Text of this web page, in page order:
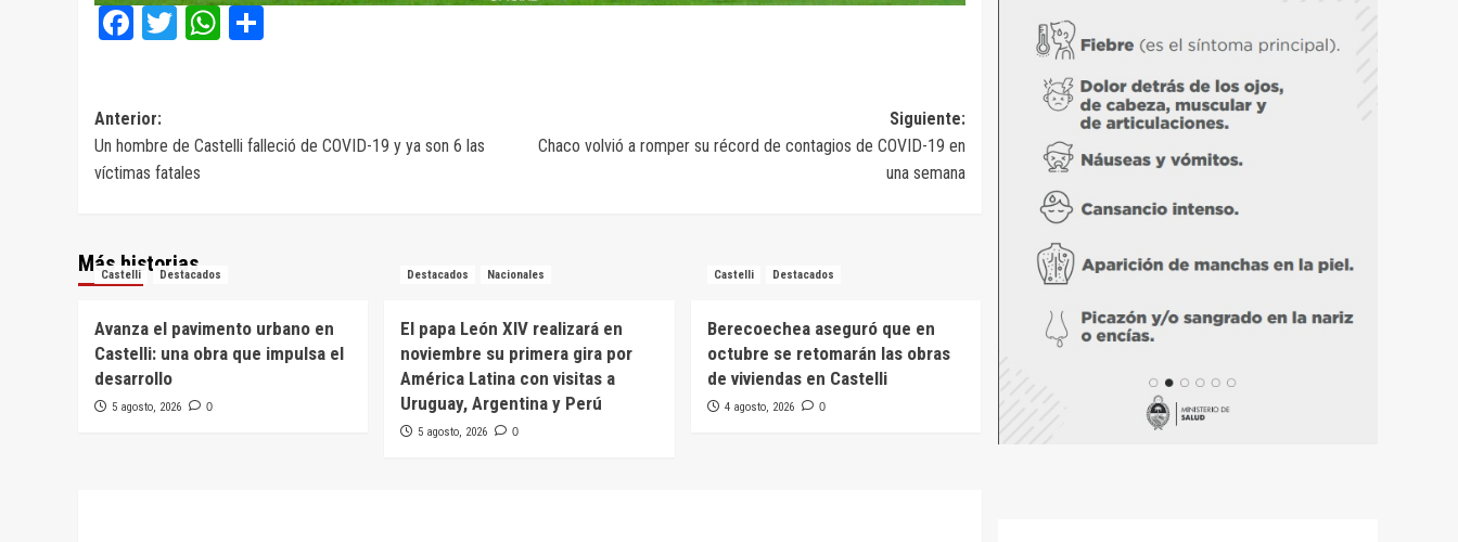
Facebook
TwitterWhatsApp
Navegación
de
Anterior:
Un hombre de Castelli falleció de COVID-19 y ya son 6 las
víctimas fatales
Siguiente:
Chaco volvió a romper su récord de contagios de COVID-19 en
una semana
Más historias
Castelli Destacados
Avanza el pavimento urbano en
Castelli: una obra que impulsa el
desarrollo
5 agosto, 2026 0
Destacados Nacionales
El papa León XIV realizará en
noviembre su primera gira por
América Latina con visitas a
Uruguay, Argentina y Perú
5 agosto, 2026 0
Castelli Destacados
Berecoechea aseguró que en
octubre se retomarán las obras
de viviendas en Castelli
4 agosto, 2026 0